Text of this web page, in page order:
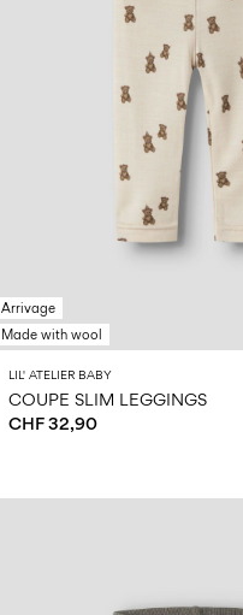
Arrivage
Made with wool
LIL' ATELIER BABY
COUPE SLIM LEGGINGS
CHF 32,90